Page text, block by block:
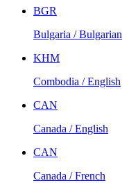
BGR
Bulgaria / Bulgarian
KHM
Combodia / English
CAN
Canada / English
CAN
Canada / French